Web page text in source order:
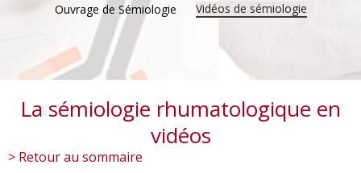
Ouvrage de Sémiologie Vidéos de sémiologie
La sémiologie rhumatologique en
vidéos
> Retour au sommaire